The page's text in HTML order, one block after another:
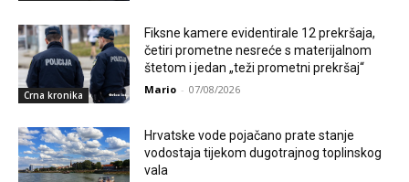
Crna kronika
Fiksne kamere evidentirale 12 prekršaja,
četiri prometne nesreće s materijalnom
štetom i jedan „teži prometni prekršaj“
Mario - 07/08/2026
Hrvatske vode pojačano prate stanje
vodostaja tijekom dugotrajnog toplinskog
vala